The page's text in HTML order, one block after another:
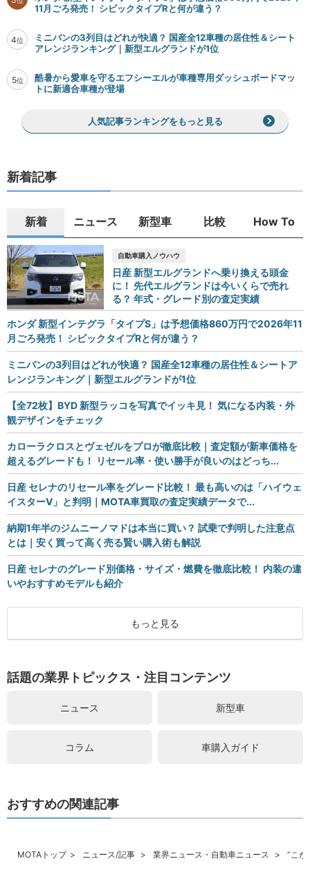
11月ごろ発売！ シビックタイプRと何が違う？
4位
ミニバンの3列目はどれが快適？ 国産全12車種の居住性＆シート
アレンジランキング｜新型エルグランドが1位
5位
酷暑から愛車を守るエフシーエルが車種専用ダッシュボードマッ
トに新適合車種が登場
人気記事ランキングをもっと見る
新着記事
新着 ニュース 新型車 比較 How To
自動車購入ノウハウ
日産 新型エルグランドへ乗り換える頭金
に！ 先代エルグランドは今いくらで売れ
る？ 年式・グレード別の査定実績
ホンダ 新型インテグラ「タイプS」は予想価格860万円で2026年11
月ごろ発売！ シビックタイプRと何が違う？
ミニバンの3列目はどれが快適？ 国産全12車種の居住性＆シートア
レンジランキング｜新型エルグランドが1位
【全72枚】BYD 新型ラッコを写真でイッキ見！ 気になる内装・外
観デザインをチェック
カローラクロスとヴェゼルをプロが徹底比較｜査定額が新車価格を
超えるグレードも！ リセール率・使い勝手が良いのはどっち...
日産 セレナのリセール率をグレード比較！ 最も高いのは「ハイウェ
イスターV」と判明｜MOTA車買取の査定実績データで...
納期1年半のジムニーノマドは本当に買い？ 試乗で判明した注意点
とは｜安く買って高く売る賢い購入術も解説
日産 セレナのグレード別価格・サイズ・燃費を徹底比較！ 内装の違
いやおすすめモデルも紹介
もっと見る
話題の業界トピックス・注目コンテンツ
ニュース 新型車
コラム 車購入ガイド
おすすめの関連記事
MOTAトップ ニュース/記事 業界ニュース・自動車ニュース “こ